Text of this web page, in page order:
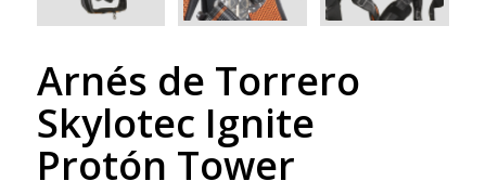
Arnés de Torrero
Skylotec Ignite
Protón Tower